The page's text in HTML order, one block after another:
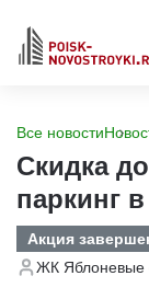
Все новости
Скидка
паркинг
Акция
ЖК Яблоневые